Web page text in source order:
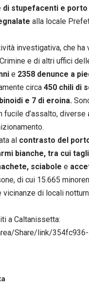
di stupefacenti e porto
alla locale
investigativa, che
e di altri uffici
e 2358 denunce a
circa 450 chili di
e 7 di eroina.
fucile d’assalto, diverse
al contrasto del
bianche, tra cui
sciabole e
di cui 15.665
vicinanze di locali
a Caltanissetta:
Share/link/